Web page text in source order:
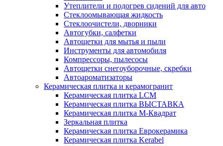
Утеплители и подогрев сидений для авто
Стеклоомывающая жидкость
Стеклоочистели, дворники
Автогубки, салфетки
Автощетки для мытья и пыли
Инструменты для автомобиля
Компрессоры, пылесосы
Автощетки снегоуборочные, скребки
Автоароматизаторы
Керамическая плитка и керамогранит
Керамическая плитка LCM
Керамическая плитка ВЫСТАВКА
Керамическая плитка М-Квадрат
Зеркальная плитка
Керамическая плитка Еврокерамика
Керамическая плитка Kerabel